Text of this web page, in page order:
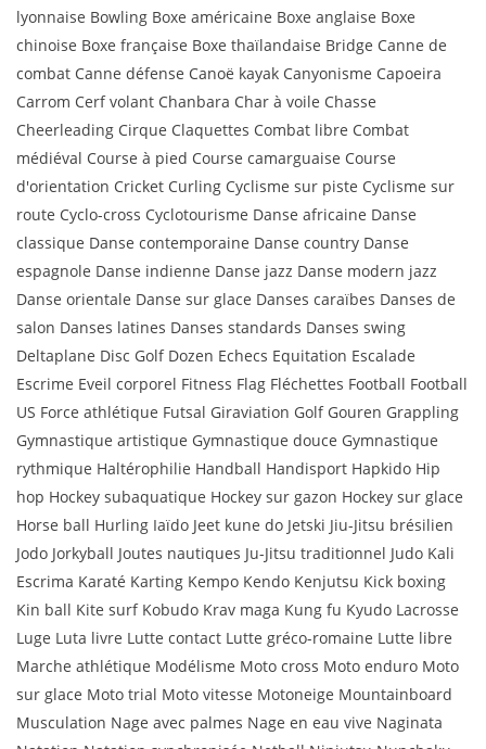
lyonnaise Bowling Boxe américaine Boxe anglaise Boxe
chinoise Boxe française Boxe thaïlandaise Bridge Canne de
combat Canne défense Canoë kayak Canyonisme Capoeira
Carrom Cerf volant Chanbara Char à voile Chasse
Cheerleading Cirque Claquettes Combat libre Combat
médiéval Course à pied Course camarguaise Course
d'orientation Cricket Curling Cyclisme sur piste Cyclisme sur
route Cyclo-cross Cyclotourisme Danse africaine Danse
classique Danse contemporaine Danse country Danse
espagnole Danse indienne Danse jazz Danse modern jazz
Danse orientale Danse sur glace Danses caraïbes Danses de
salon Danses latines Danses standards Danses swing
Deltaplane Disc Golf Dozen Echecs Equitation Escalade
Escrime Eveil corporel Fitness Flag Fléchettes Football Football
US Force athlétique Futsal Giraviation Golf Gouren Grappling
Gymnastique artistique Gymnastique douce Gymnastique
rythmique Haltérophilie Handball Handisport Hapkido Hip
hop Hockey subaquatique Hockey sur gazon Hockey sur glace
Horse ball Hurling Iaïdo Jeet kune do Jetski Jiu-Jitsu brésilien
Jodo Jorkyball Joutes nautiques Ju-Jitsu traditionnel Judo Kali
Escrima Karaté Karting Kempo Kendo Kenjutsu Kick boxing
Kin ball Kite surf Kobudo Krav maga Kung fu Kyudo Lacrosse
Luge Luta livre Lutte contact Lutte gréco-romaine Lutte libre
Marche athlétique Modélisme Moto cross Moto enduro Moto
sur glace Moto trial Moto vitesse Motoneige Mountainboard
Musculation Nage avec palmes Nage en eau vive Naginata